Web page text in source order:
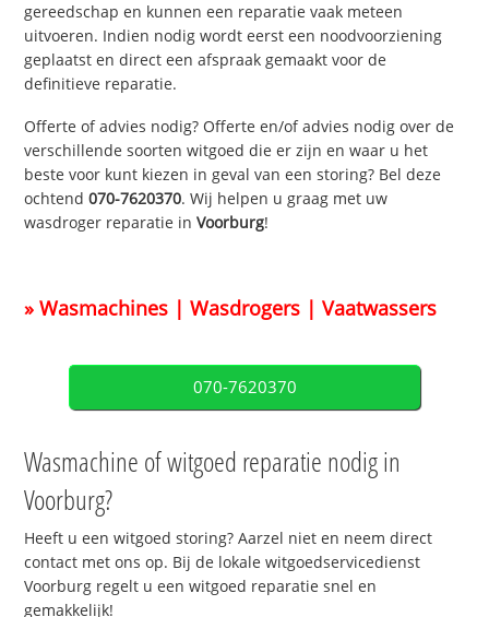
gereedschap en kunnen een reparatie vaak meteen
uitvoeren. Indien nodig wordt eerst een noodvoorziening
geplaatst en direct een afspraak gemaakt voor de
definitieve reparatie.
Offerte of advies nodig? Offerte en/of advies nodig over de
verschillende soorten witgoed die er zijn en waar u het
beste voor kunt kiezen in geval van een storing? Bel deze
ochtend070-7620370. Wij helpen u graag met uw
wasdroger reparatie inVoorburg!
» Wasmachines | Wasdrogers | Vaatwassers
070-7620370
Wasmachine of witgoed reparatie nodig in
Voorburg?
Heeft u een witgoed storing? Aarzel niet en neem direct
contact met ons op. Bij de lokale witgoedservicedienst
Voorburg regelt u een witgoed reparatie snel en
gemakkelijk!